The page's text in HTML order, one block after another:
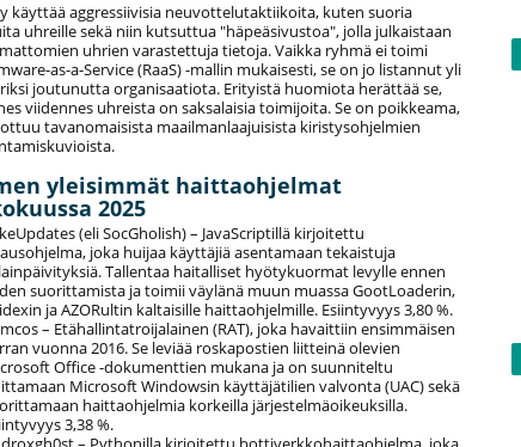
käyttää aggressiivisia neuvottelutaktiikoita, kuten suoria
uhreille sekä niin kutsuttua "häpeäsivustoa", jolla julkaistaan
uhrien varastettuja tietoja. Vaikka ryhmä ei toimi
as-a-Service (RaaS) -mallin mukaisesti, se on jo listannut yli
joutunutta organisaatiota. Erityistä huomiota herättää se,
viidennes uhreista on saksalaisia toimijoita. Se on poikkeama,
tavanomaisista maailmanlaajuisista kiristysohjelmien
yleisimmät haittaohjelmat
2025
(eli SocGholish) – JavaScriptillä kirjoitettu
joka huijaa käyttäjiä asentamaan tekaistuja
Tallentaa haitalliset hyötykuormat levylle ennen
suorittamista ja toimii väylänä muun muassa GootLoaderin,
ja AZORultin kaltaisille haittaohjelmille. Esiintyvyys 3,80 %.
– Etähallintatroijalainen (RAT), joka havaittiin ensimmäisen
vuonna 2016. Se leviää roskapostien liitteinä olevien
Office -dokumenttien mukana ja on suunniteltu
Microsoft Windowsin käyttäjätilien valvonta (UAC) sekä
haittaohjelmia korkeilla järjestelmäoikeuksilla.
3,38 %.